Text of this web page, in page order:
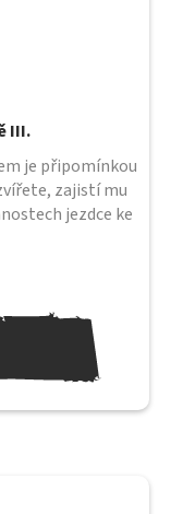
III.
je připomínkou
zajistí mu
jezdce ke